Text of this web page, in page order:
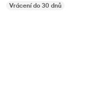
Vrácení do 30 dnů